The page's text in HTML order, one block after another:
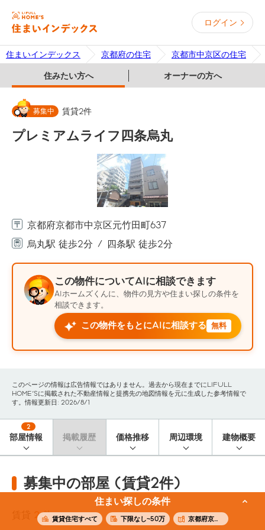
ログイン
住まいインデックス 京都府の住宅 京都市中京区の住宅
住みたい方へ オーナーの方へ
住まい探しの条件
賃貸住宅すべて 下限なし~50万 京都府京都市中京区
募集中 賃貸2件
プレミアムライフ四条烏丸
京都府京都市中京区元竹田町637
烏丸駅 徒歩2分
四条駅 徒歩2分
この物件についてAIに相談できます
AIホームズくんに、物件の見方や住まい探しの条件を
相談できます。
この物件をもとにAIに相談する 無料
このページの情報は広告情報ではありません。過去から現在までにLIFULL
HOME'Sに掲載された不動産情報と提携先の地図情報を元に生成した参考情報で
す。情報更新日: 2026/8/1
部屋情報
2
掲載履歴 価格推移 周辺環境 建物概要
募集中の部屋 (賃貸2件)
2 件